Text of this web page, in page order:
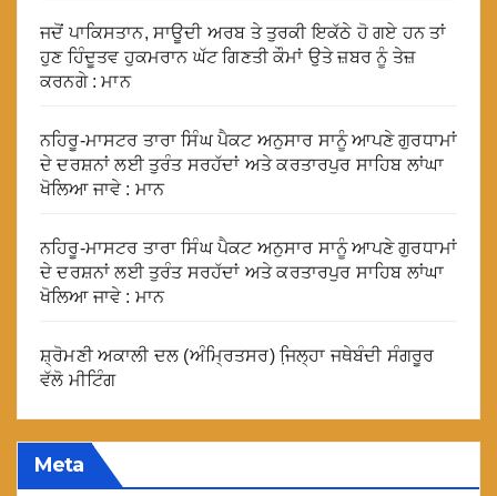
ਜਦੋਂ ਪਾਕਿਸਤਾਨ, ਸਾਊਦੀ ਅਰਬ ਤੇ ਤੁਰਕੀ ਇਕੱਠੇ ਹੋ ਗਏ ਹਨ ਤਾਂ
ਹੁਣ ਹਿੰਦੂਤਵ ਹੁਕਮਰਾਨ ਘੱਟ ਗਿਣਤੀ ਕੌਮਾਂ ਉਤੇ ਜ਼ਬਰ ਨੂੰ ਤੇਜ਼
ਕਰਨਗੇ : ਮਾਨ
ਨਹਿਰੂ-ਮਾਸਟਰ ਤਾਰਾ ਸਿੰਘ ਪੈਕਟ ਅਨੁਸਾਰ ਸਾਨੂੰ ਆਪਣੇ ਗੁਰਧਾਮਾਂ
ਦੇ ਦਰਸ਼ਨਾਂ ਲਈ ਤੁਰੰਤ ਸਰਹੱਦਾਂ ਅਤੇ ਕਰਤਾਰਪੁਰ ਸਾਹਿਬ ਲਾਂਘਾ
ਖੋਲਿਆ ਜਾਵੇ : ਮਾਨ
ਨਹਿਰੂ-ਮਾਸਟਰ ਤਾਰਾ ਸਿੰਘ ਪੈਕਟ ਅਨੁਸਾਰ ਸਾਨੂੰ ਆਪਣੇ ਗੁਰਧਾਮਾਂ
ਦੇ ਦਰਸ਼ਨਾਂ ਲਈ ਤੁਰੰਤ ਸਰਹੱਦਾਂ ਅਤੇ ਕਰਤਾਰਪੁਰ ਸਾਹਿਬ ਲਾਂਘਾ
ਖੋਲਿਆ ਜਾਵੇ : ਮਾਨ
ਸ਼੍ਰੋਮਣੀ ਅਕਾਲੀ ਦਲ (ਅੰਮ੍ਰਿਤਸਰ) ਜਿ਼ਲ੍ਹਾ ਜਥੇਬੰਦੀ ਸੰਗਰੂਰ
ਵੱਲੋ ਮੀਟਿੰਗ
Meta